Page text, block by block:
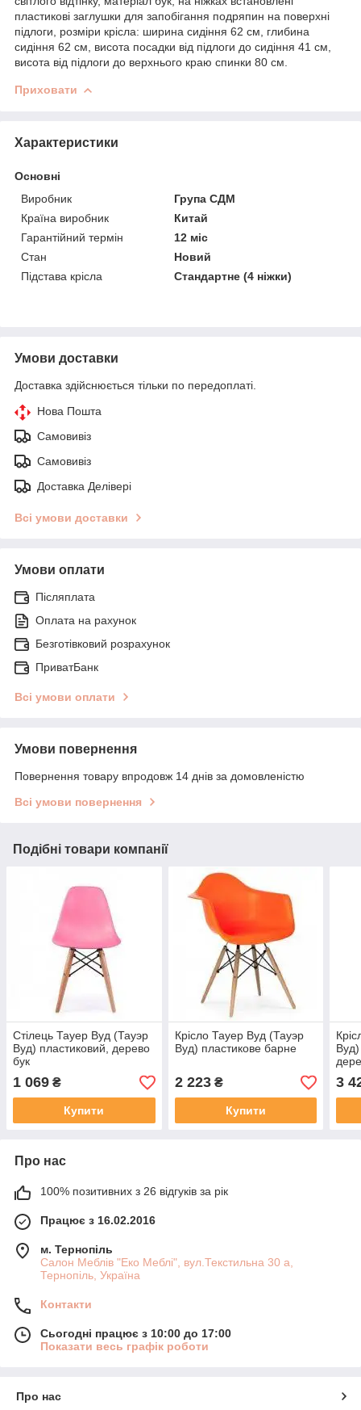
пластикові заглушки для запобігання подряпин на поверхні
підлоги, розміри крісла: ширина сидіння 62 см, глибина
сидіння 62 см, висота посадки від підлоги до сидіння 41 см,
висота від підлоги до верхнього краю спинки 80 см.
Приховати
Характеристики
Основні
Виробник
Група СДМ
Країна виробник
Китай
Гарантійний термін
12 міс
Стан
Новий
Підстава крісла
Стандартне (4 ніжки)
Умови доставки
Доставка здійснюється тільки по передоплаті.
Нова Пошта
Самовивіз
Самовивіз
Доставка Делівері
Всі умови доставки
Умови оплати
Післяплата
Оплата на рахунок
Безготівковий розрахунок
ПриватБанк
Всі умови оплати
Умови повернення
Повернення товару впродовж 14 днів за домовленістю
Всі умови повернення
Подібні товари компанії
Стілець Тауер Вуд (Тауэр
Вуд) пластиковий, дерево
бук
1 069 ₴
Купити
Крісло Тауер Вуд (Тауэр
Вуд) пластикове барне
2 223₴
Купити
Вуд)
3
Про нас
100% позитивних з 26 відгуків за рік
Працює з 16.02.2016
м. Тернопіль
Салон Меблів "Еко Меблі", вул.Текстильна 30 а,
Тернопіль, Україна
Контакти
Сьогодні працює з 10:00 до 17:00
Показати весь графік роботи
Про нас